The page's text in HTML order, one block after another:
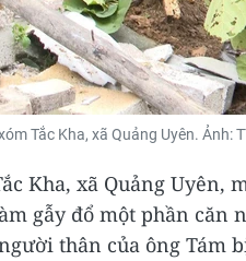
Tắc Kha, xã Quảng Uyên. Ảnh:
Kha, xã Quảng Uyên,
gẫy đổ một phần căn
thân của ông Tám